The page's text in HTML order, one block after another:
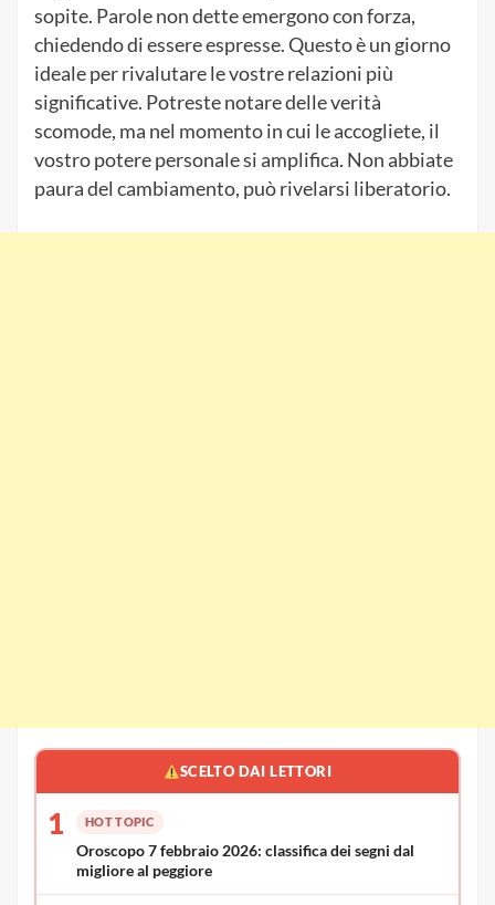
sopite. Parole non dette emergono con forza,
chiedendo di essere espresse. Questo è un giorno
ideale per rivalutare le vostre relazioni più
significative. Potreste notare delle verità
scomode, ma nel momento in cui le accogliete, il
vostro potere personale si amplifica. Non abbiate
paura del cambiamento, può rivelarsi liberatorio.
SCELTO DAI LETTORI
1 HOT TOPIC
Oroscopo 7 febbraio 2026: classifica dei segni dal
migliore al peggiore